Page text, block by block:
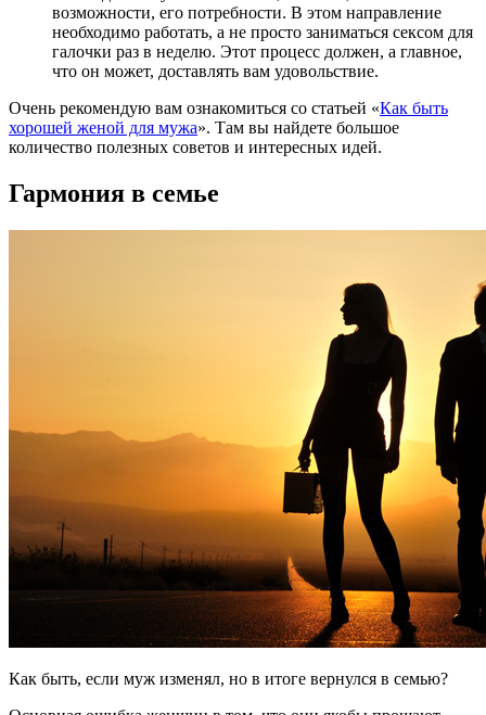
возможности, его потребности. В этом направление
необходимо работать, а не просто заниматься сексом для
галочки раз в неделю. Этот процесс должен, а главное,
что он может, доставлять вам удовольствие.
Очень рекомендую вам ознакомиться со статьей «Как быть
хорошей женой для мужа». Там вы найдете большое
количество полезных советов и интересных идей.
Гармония в семье
Как быть, если муж изменял, но в итоге вернулся в семью?